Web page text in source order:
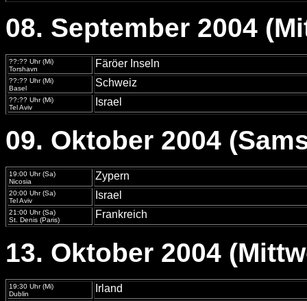
08. September 2004
??:?? Uhr (Mi)
Torshavn
Färöer Inseln
??:?? Uhr (Mi)
Basel
Schweiz
??:?? Uhr (Mi)
Tel Aviv
Israel
09. Oktober 2004
19:00 Uhr (Sa)
Nicosia
Zypern
20:00 Uhr (Sa)
Tel Aviv
Israel
21:00 Uhr (Sa)
St. Denis (Paris)
Frankreich
13. Oktober 2004
19:30 Uhr (Mi)
Dublin
Irland